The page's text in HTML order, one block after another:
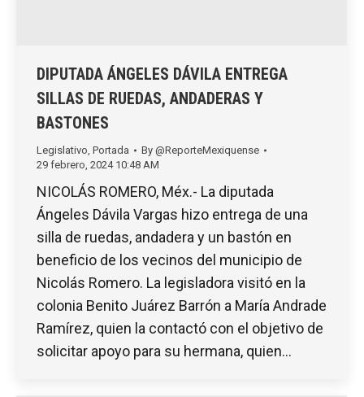
DIPUTADA ÁNGELES DÁVILA ENTREGA
SILLAS DE RUEDAS, ANDADERAS Y
BASTONES
Legislativo, Portada By @ReporteMexiquense
29 febrero, 2024 10:48 AM
NICOLÁS ROMERO, Méx.- La diputada
Ángeles Dávila Vargas hizo entrega de una
silla de ruedas, andadera y un bastón en
beneficio de los vecinos del municipio de
Nicolás Romero. La legisladora visitó en la
colonia Benito Juárez Barrón a María Andrade
Ramírez, quien la contactó con el objetivo de
solicitar apoyo para su hermana, quien…